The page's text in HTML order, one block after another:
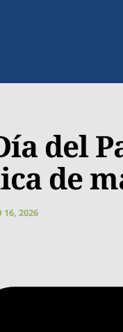
del
de
16, 2026